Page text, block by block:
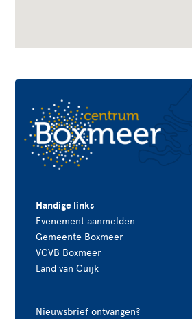
Handige links
Evenement aanmelden
Gemeente Boxmeer
VCVB Boxmeer
Land van Cuijk
Nieuwsbrief ontvangen?